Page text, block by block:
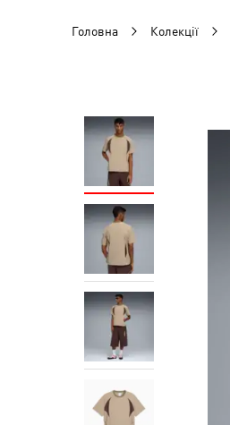
Головна Колекції